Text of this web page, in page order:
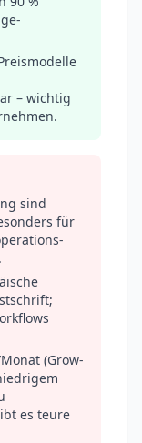
– wichtig
sind
für
(Grow-
es teure